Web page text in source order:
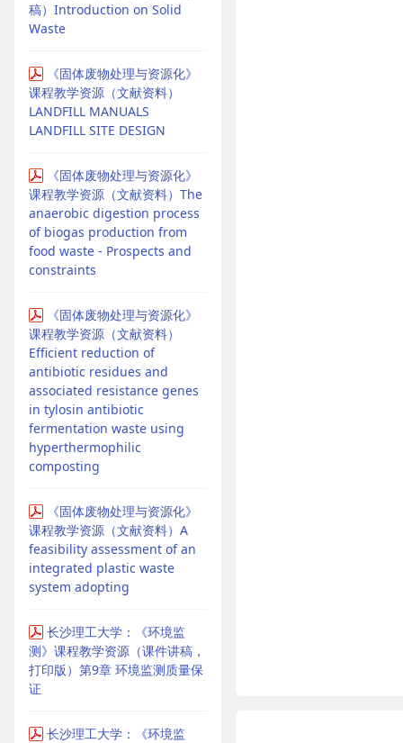
稿）Introduction on Solid
Waste
《固体废物处理与资源化》
课程教学资源（文献资料）
LANDFILL MANUALS
LANDFILL SITE DESIGN
《固体废物处理与资源化》
课程教学资源（文献资料）The
anaerobic digestion process
of biogas production from
food waste - Prospects and
constraints
《固体废物处理与资源化》
课程教学资源（文献资料）
Efficient reduction of
antibiotic residues and
associated resistance genes
in tylosin antibiotic
fermentation waste using
hyperthermophilic
composting
《固体废物处理与资源化》
课程教学资源（文献资料）A
feasibility assessment of an
integrated plastic waste
system adopting
长沙理工大学：《环境监
测》课程教学资源（课件讲稿，
打印版）第9章 环境监测质量保
证
长沙理工大学：《环境监